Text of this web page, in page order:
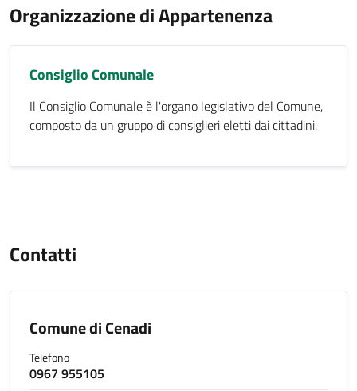
Organizzazione di Appartenenza
Consiglio Comunale
Il Consiglio Comunale è l'organo legislativo del Comune,
composto da un gruppo di consiglieri eletti dai cittadini.
Contatti
Comune di Cenadi
Telefono
0967 955105